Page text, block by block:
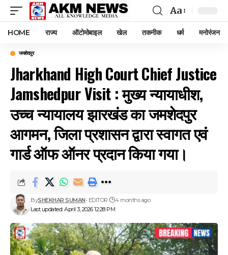
Font
Resizer
Aa
HOME राज्य ऑटोमोबाइल खेल तकनीक धर्म मनोरंजन
जमशेदपुर
Jharkhand High Court Chief Justice
Jamshedpur Visit : मुख्य न्यायाधीश,
उच्च न्यायालय झारखंड का जमशेदपुर
आगमन, जिला प्रशासन द्वारा स्वागत एवं
गार्ड ऑफ ऑनर प्रदान किया गया।
Last updated: April 3, 2026 12:28 PM
BySHEKHAR SUMAN- EDITOR 4 months ago